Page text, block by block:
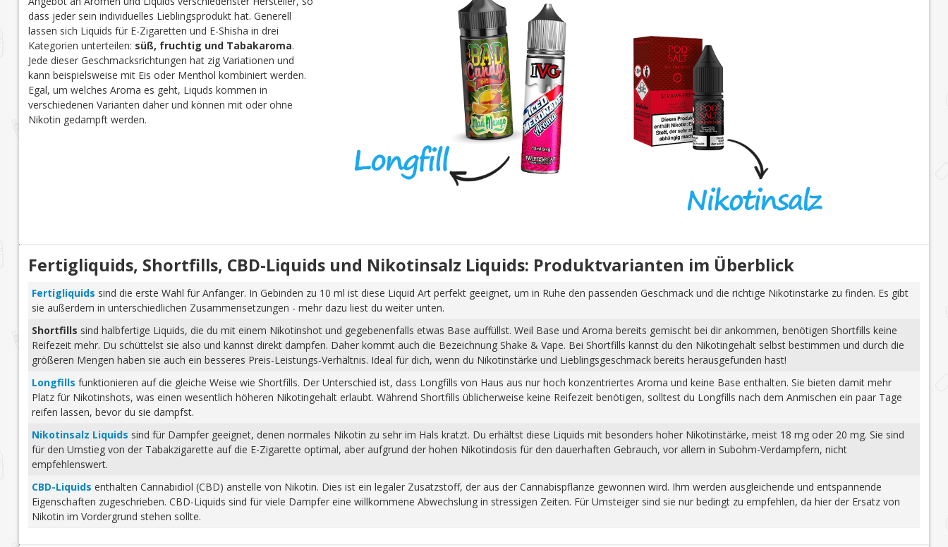
dass jeder sein individuelles Lieblingsprodukt hat. Generell
lassen sich Liquids für E-Zigaretten und E-Shisha in drei
Kategorien unterteilen: süß, fruchtig und Tabakaroma.
Jede dieser Geschmacksrichtungen hat zig Variationen und
kann beispielsweise mit Eis oder Menthol kombiniert werden.
Egal, um welches Aroma es geht, Liquds kommen in
verschiedenen Varianten daher und können mit oder ohne
Nikotin gedampft werden.
Fertigliquids, Shortfills, CBD-Liquids und Nikotinsalz Liquids: Produktvarianten im Überblick
Fertigliquids sind die erste Wahl für Anfänger. In Gebinden zu 10 ml ist diese Liquid Art perfekt geeignet, um in Ruhe den passenden Geschmack und die richtige Nikotinstärke zu finden. Es gibt
sie außerdem in unterschiedlichen Zusammensetzungen - mehr dazu liest du weiter unten.
Shortfills sind halbfertige Liquids, die du mit einem Nikotinshot und gegebenenfalls etwas Base auffüllst. Weil Base und Aroma bereits gemischt bei dir ankommen, benötigen Shortfills keine
Reifezeit mehr. Du schüttelst sie also und kannst direkt dampfen. Daher kommt auch die Bezeichnung Shake & Vape. Bei Shortfills kannst du den Nikotingehalt selbst bestimmen und durch die
größeren Mengen haben sie auch ein besseres Preis-Leistungs-Verhältnis. Ideal für dich, wenn du Nikotinstärke und Lieblingsgeschmack bereits herausgefunden hast!
Longfills funktionieren auf die gleiche Weise wie Shortfills. Der Unterschied ist, dass Longfills von Haus aus nur hoch konzentriertes Aroma und keine Base enthalten. Sie bieten damit mehr
Platz für Nikotinshots, was einen wesentlich höheren Nikotingehalt erlaubt. Während Shortfills üblicherweise keine Reifezeit benötigen, solltest du Longfills nach dem Anmischen ein paar Tage
reifen lassen, bevor du sie dampfst.
Nikotinsalz Liquids sind für Dampfer geeignet, denen normales Nikotin zu sehr im Hals kratzt. Du erhältst diese Liquids mit besonders hoher Nikotinstärke, meist 18 mg oder 20 mg. Sie sind
für den Umstieg von der Tabakzigarette auf die E-Zigarette optimal, aber aufgrund der hohen Nikotindosis für den dauerhaften Gebrauch, vor allem in Subohm-Verdampfern, nicht
empfehlenswert.
CBD-Liquids enthalten Cannabidiol (CBD) anstelle von Nikotin. Dies ist ein legaler Zusatzstoff, der aus der Cannabispflanze gewonnen wird. Ihm werden ausgleichende und entspannende
Eigenschaften zugeschrieben. CBD-Liquids sind für viele Dampfer eine willkommene Abwechslung in stressigen Zeiten. Für Umsteiger sind sie nur bedingt zu empfehlen, da hier der Ersatz von
Nikotin im Vordergrund stehen sollte.